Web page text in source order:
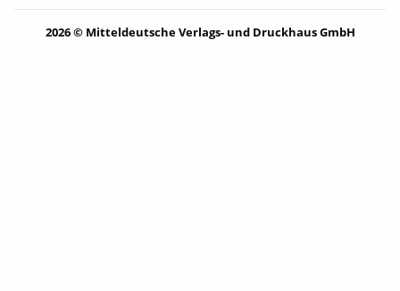
2026 © Mitteldeutsche Verlags- und Druckhaus GmbH